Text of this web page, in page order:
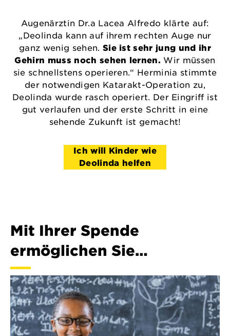
Augenärztin Dr.a Lacea Alfredo klärte auf:
„Deolinda kann auf ihrem rechten Auge nur
ganz wenig sehen. Sie ist sehr jung und ihr
Gehirn muss noch sehen lernen. Wir müssen
sie schnellstens operieren.“ Herminia stimmte
der notwendigen Katarakt-Operation zu,
Deolinda wurde rasch operiert. Der Eingriff ist
gut verlaufen und der erste Schritt in eine
sehende Zukunft ist gemacht!
Ich will Kinder wie
Deolinda helfen
Mit Ihrer Spende
ermöglichen Sie…